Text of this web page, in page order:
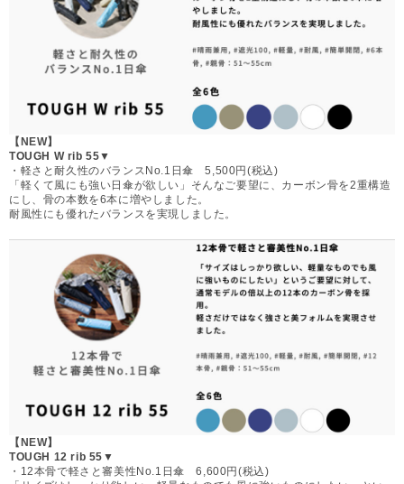
【NEW】
TOUGH W rib 55▼
・軽さと耐久性のバランスNo.1日傘 5,500円(税込)
「軽くて風にも強い日傘が欲しい」そんなご要望に、カーボン骨を2重構造
にし、骨の本数を6本に増やしました。
耐風性にも優れたバランスを実現しました。
【NEW】
TOUGH 12 rib 55▼
・12本骨で軽さと審美性No.1日傘 6,600円(税込)